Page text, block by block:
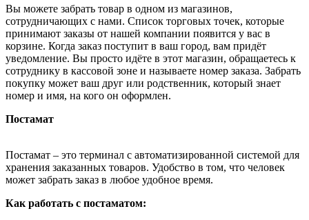
Вы можете забрать товар в одном из магазинов,
сотрудничающих с нами. Список торговых точек, которые
принимают заказы от нашей компании появится у вас в
корзине. Когда заказ поступит в ваш город, вам придёт
уведомление. Вы просто идёте в этот магазин, обращаетесь к
сотруднику в кассовой зоне и называете номер заказа. Забрать
покупку может ваш друг или родственник, который знает
номер и имя, на кого он оформлен.
Постамат
Постамат – это терминал с автоматизированной системой для
хранения заказанных товаров. Удобство в том, что человек
может забрать заказ в любое удобное время.
Как работать с постаматом: